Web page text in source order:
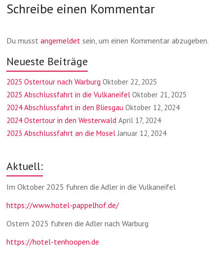
Schreibe einen Kommentar
Du musstangemeldet sein, um einen Kommentar abzugeben.
Neueste Beiträge
2025 Ostertour nach Warburg Oktober 22, 2025
2025 Abschlussfahrt in die Vulkaneifel Oktober 21, 2025
2024 Abschlussfahrt in den Bliesgau Oktober 12, 2024
2024 Ostertour in den Westerwald April 17, 2024
2023 Abschlussfahrt an die Mosel Januar 12, 2024
Aktuell:
Im Oktober 2025 fuhren die Adler in die Vulkaneifel
https://www.hotel-pappelhof.de/
Ostern 2025 fuhren die Adler nach Warburg
https://hotel-tenhoopen.de